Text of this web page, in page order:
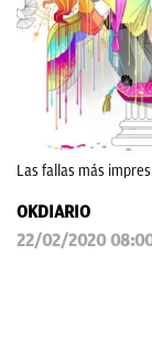
Las fallas más
OKDIARIO
22/02/2020